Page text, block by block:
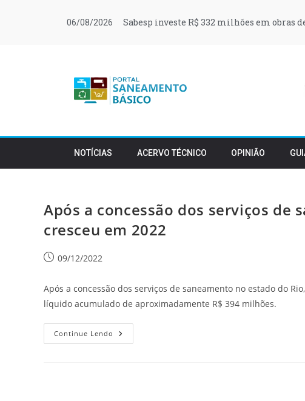
06/08/2026 Sabesp investe R$ 332 milhões em obras
NOTÍCIAS ACERVO TÉCNICO OPINIÃO
Após a concessão dos serviços de
cresceu em 2022
09/12/2022
Após a concessão dos serviços de saneamento no estado do
líquido acumulado de aproximadamente R$ 394 milhões.
Continue Lendo